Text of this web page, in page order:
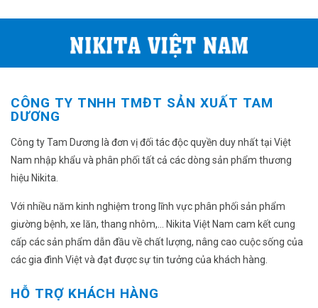
CÔNG TY TNHH TMĐT SẢN XUẤT TAM
DƯƠNG
Công ty Tam Dương là đơn vị đối tác độc quyền duy nhất tại Việt
Nam nhập khẩu và phân phối tất cả các dòng sản phẩm thương
hiệu Nikita.
Với nhiều năm kinh nghiệm trong lĩnh vực phân phối sản phẩm
giường bệnh, xe lăn, thang nhôm,... Nikita Việt Nam cam kết cung
cấp các sản phẩm dẫn đầu về chất lượng, nâng cao cuộc sống của
các gia đình Việt và đạt được sự tin tưởng của khách hàng.
HỖ TRỢ KHÁCH HÀNG